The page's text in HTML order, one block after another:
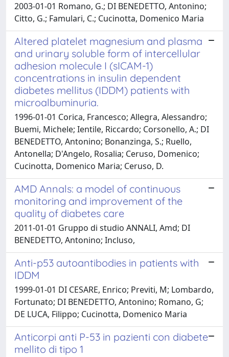
2003-01-01 Romano, G.; DI BENEDETTO, Antonino;
Citto, G.; Famulari, C.; Cucinotta, Domenico Maria
Altered platelet magnesium and plasma
and urinary soluble form of intercellular
adhesion molecule I (sICAM-1)
concentrations in insulin dependent
diabetes mellitus (IDDM) patients with
microalbuminuria.
1996-01-01 Corica, Francesco; Allegra, Alessandro;
Buemi, Michele; Ientile, Riccardo; Corsonello, A.; DI
BENEDETTO, Antonino; Bonanzinga, S.; Ruello,
Antonella; D'Angelo, Rosalia; Ceruso, Domenico;
Cucinotta, Domenico Maria; Ceruso, D.
AMD Annals: a model of continuous
monitoring and improvement of the
quality of diabetes care
2011-01-01 Gruppo di studio ANNALI, Amd; DI
BENEDETTO, Antonino; Incluso,
Anti-p53 autoantibodies in patients with
IDDM
1999-01-01 DI CESARE, Enrico; Previti, M; Lombardo,
Fortunato; DI BENEDETTO, Antonino; Romano, G;
DE LUCA, Filippo; Cucinotta, Domenico Maria
Anticorpi anti P-53 in pazienti con diabete
mellito di tipo 1